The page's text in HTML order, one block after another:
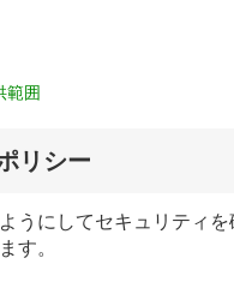
範囲
リシー
うにしてセキュリティを
す。